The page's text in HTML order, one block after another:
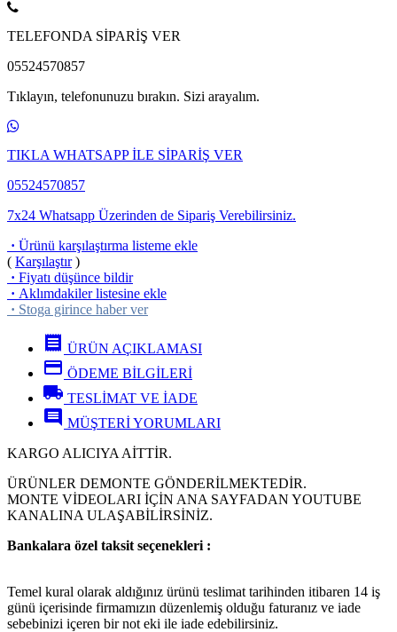
TELEFONDA SİPARİŞ VER
05524570857
Tıklayın, telefonunuzu bırakın. Sizi arayalım.
TIKLA WHATSAPP İLE SİPARİŞ VER
05524570857
7x24 Whatsapp Üzerinden de Sipariş Verebilirsiniz.
· Ürünü karşılaştırma listeme ekle
( Karşılaştır)
· Fiyatı düşünce bildir
· Aklımdakiler listesine ekle
· Stoga girince haber ver
receipt ÜRÜN AÇIKLAMASI
credit_card ÖDEME BİLGİLERİ
local_shipping TESLİMAT VE İADE
comment MÜŞTERİ YORUMLARI
KARGO ALICIYA AİTTİR.
ÜRÜNLER DEMONTE GÖNDERİLMEKTEDİR.
MONTE VİDEOLARI İÇİN ANA SAYFADAN YOUTUBE
KANALINA ULAŞABİLİRSİNİZ.
Bankalara özel taksit seçenekleri :
Temel kural olarak aldığınız ürünü teslimat tarihinden itibaren 14 iş
günü içerisinde firmamızın düzenlemiş olduğu faturanız ve iade
sebebinizi içeren bir not eki ile iade edebilirsiniz.